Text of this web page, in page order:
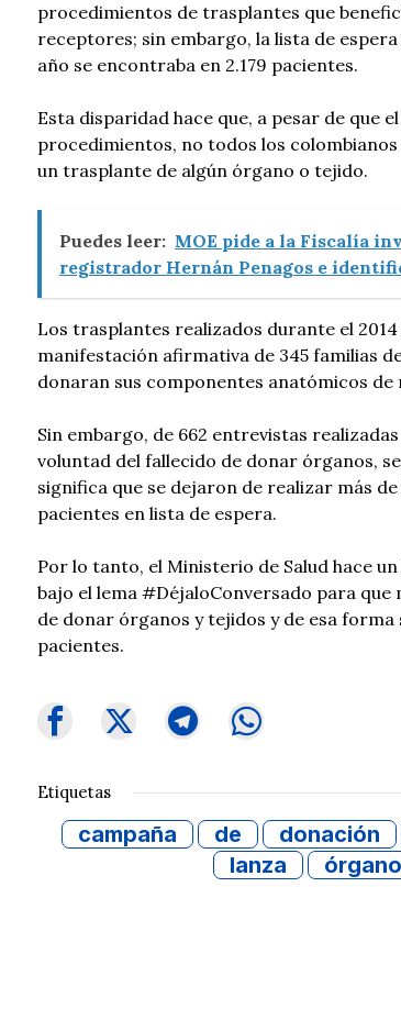
procedimientos de trasplantes que
receptores; sin embargo, la lista de
año se encontraba en 2.179 pacientes.
Esta disparidad hace que, a pesar de que
procedimientos, no todos los
un trasplante de algún órgano o tejido.
Puedes leer: MOE pide a la Fiscalía
registrador Hernán Penagos e
Los trasplantes realizados durante el
manifestación afirmativa de 345 familias
donaran sus componentes anatómicos
Sin embargo, de 662 entrevistas
voluntad del fallecido de donar órganos,
significa que se dejaron de realizar más
pacientes en lista de espera.
Por lo tanto, el Ministerio de Salud hace
bajo el lema #DéjaloConversado para que
de donar órganos y tejidos y de esa forma
pacientes.
Etiquetas
campaña de donación
lanza